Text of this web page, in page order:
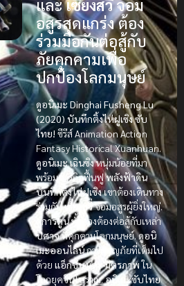
และเซี่ยงสวี่จอม
อสูรสุดแกร่ง ต้อง
ร่วมมือกันต่อสู้กับ
ภัยคุกคามเพื่อ
ปกป้องโลกมนุษย์
ดูอนิเมะ Dinghai Fusheng Lu
(2020) บันทึกติ้งไห่ฝูเซิง ซับ
ไทย! ซีรีส์ Animation Action
Fantasy Historical Xuanhuan.
ดูอนิเมะเฉินซิงหนุ่มน้อยที่มา
พร้อมภารกิจฟื้นฟูพลังฟ้าดิน
บันทึกติ้งไห่ฝูเซิงเขาต้องเดินทาง
ร่วมกับเซี่ยงสวี่จอมอสูรผู้ยิ่งใหญ่.
ดูการ์ตูนทั้งสองต้องต่อสู้กับเหล่า
ปีศาจที่คุกคามโลกมนุษย์.ดูอนิ
เมะออนไลน์การผจญภัยที่เต็มไป
ด้วย แอ็กชันและมิตรภาพใน
โลกยุคจีนโบราณ.อนิเมะซับไทย